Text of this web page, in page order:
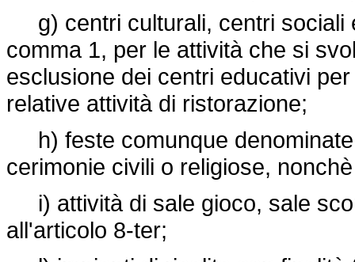
g) centri culturali, centri sociali
comma 1, per le attività che si
esclusione dei centri educativi
relative attività di ristorazione;
h) feste comunque
cerimonie civili o religiose,
i) attività di sale gioco, sale
all'articolo 8-ter;